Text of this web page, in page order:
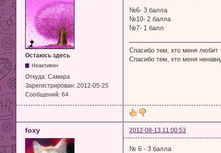
Остаюсь здесь
Неактивен
Откуда: Самара
Зарегистрирован: 2012-05-25
Сообщений: 64
№6- 3 балла
№10- 2 балла
№7- 1 балл
Спасибо тем, кто меня
Спасибо тем, кто меня
foxy 2012-08-13 11:00:53
№ 6 - 3 балла